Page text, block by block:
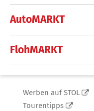
AutoMARKT
FlohMARKT
Werben auf STOL
Tourentipps